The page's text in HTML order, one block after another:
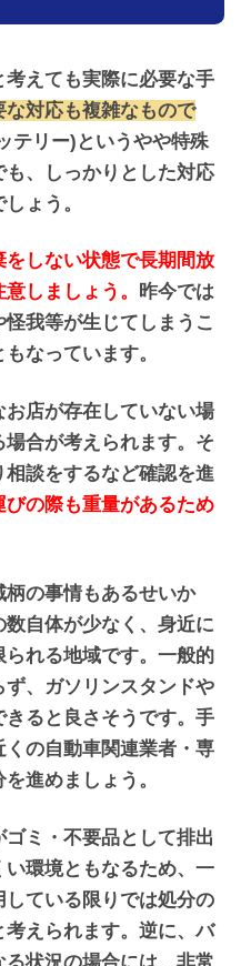
えても実際に必要な手
な対応も複雑なもので
テリー)というやや特殊
、しっかりとした対応
ょう。
しない状態で長期間放
しましょう。 昨今では
我等が生じてしまうこ
なっています。
店が存在していない場
合が考えられます。そ
談をするなど確認を進
びの際も重量があるため
の事情もあるせいか
数自体が少なく、身近に
れる地域です。一般的
、ガソリンスタンドや
ると良さそうです。手
の自動車関連業者・専
進めましょう。
ミ・不要品として排出
環境ともなるため、一
ている限りでは処分の
えられます。逆に、バ